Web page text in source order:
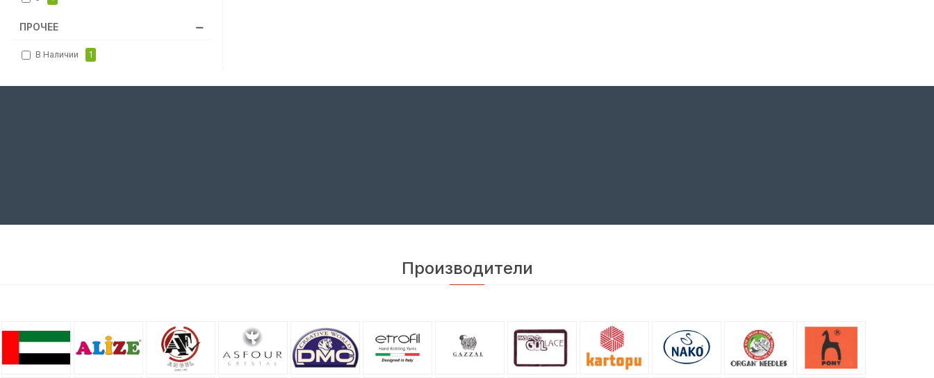
ПРОЧЕЕ
В Наличии 1
Производители